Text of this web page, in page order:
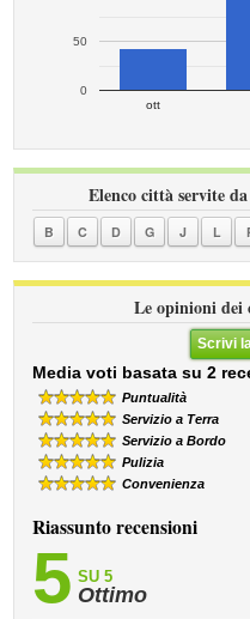
ott
0
50
Elenco città servite
B C D G J L
Le opinioni dei
Scrivi
Media voti basata su 2
Puntualità
Servizio a Terra
Servizio a Bordo
Pulizia
Convenienza
Riassunto recensioni
5 SU 5
Ottimo